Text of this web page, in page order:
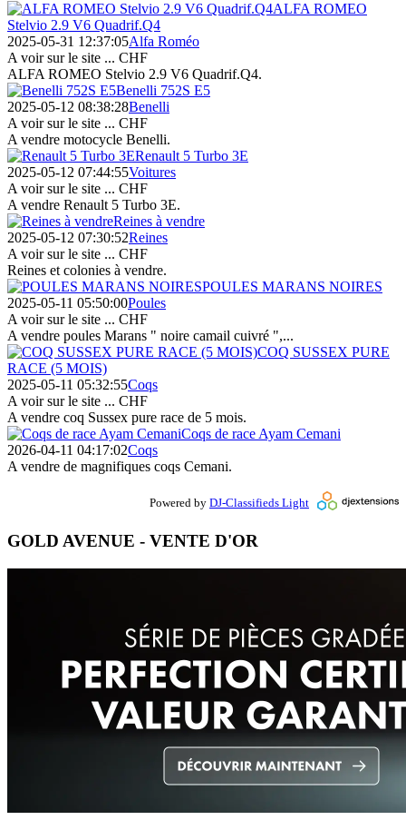
ALFA ROMEO
Stelvio 2.9 V6 Quadrif.Q4
2025-05-31 12:37:05Alfa Roméo
A voir sur le site ... CHF
ALFA ROMEO Stelvio 2.9 V6 Quadrif.Q4.
Benelli 752S E5
2025-05-12 08:38:28Benelli
A voir sur le site ... CHF
A vendre motocycle Benelli.
Renault 5 Turbo 3E
2025-05-12 07:44:55Voitures
A voir sur le site ... CHF
A vendre Renault 5 Turbo 3E.
Reines à vendre
2025-05-12 07:30:52Reines
A voir sur le site ... CHF
Reines et colonies à vendre.
POULES MARANS NOIRES
2025-05-11 05:50:00Poules
A voir sur le site ... CHF
A vendre poules Marans " noire camail cuivré ",...
COQ SUSSEX PURE
RACE (5 MOIS)
2025-05-11 05:32:55Coqs
A voir sur le site ... CHF
A vendre coq Sussex pure race de 5 mois.
Coqs de race Ayam Cemani
2026-04-11 04:17:02Coqs
A vendre de magnifiques coqs Cemani.
Powered by DJ-Classifieds Light
GOLD AVENUE - VENTE D'OR